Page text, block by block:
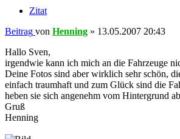
Zitat
Beitrag von Henning » 13.05.2007 20:43
Hallo Sven,
irgendwie kann ich mich an die Fahrzeuge
Deine Fotos sind aber wirklich sehr schön,
einfach traumhaft und zum Glück sind die
heben sie sich angenehm vom Hintergrund
Gruß
Henning